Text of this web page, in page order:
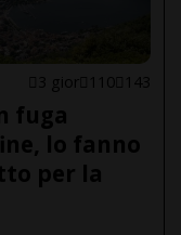
3 gior 110 143
fuga
lo fanno
per la